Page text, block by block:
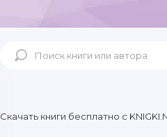
Скачать книги бесплатно c